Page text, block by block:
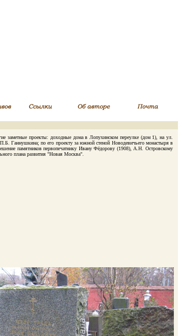
проекты: доходные дома в Лопухинском переулке (дом 1), на ул.
Ганнушкина; по его проекту за южной стеной Новодевичьего монастыря в
памятников первопечатнику Ивану Фёдорову (1908), А.Н. Островскому
плана развития "Новая Москва".